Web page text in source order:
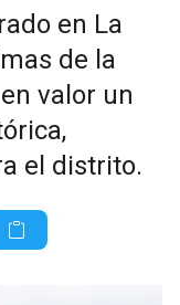
en La
de la
valor un
el distrito.